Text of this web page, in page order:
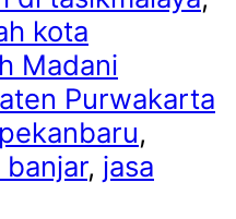
kota
Madani
Purwakarta
,
banjar, jasa